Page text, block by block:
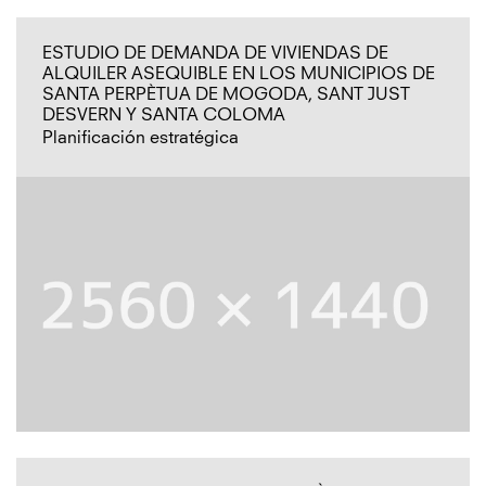
ESTUDIO DE DEMANDA DE VIVIENDAS DE
ALQUILER ASEQUIBLE EN LOS MUNICIPIOS DE
SANTA PERPÈTUA DE MOGODA, SANT JUST
DESVERN Y SANTA COLOMA
Planificación estratégica